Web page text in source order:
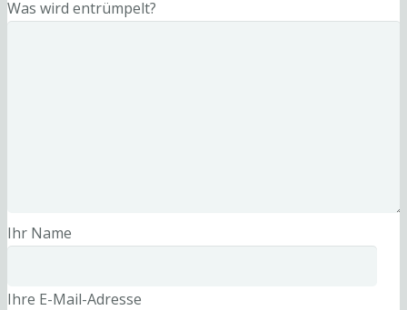
Was wird entrümpelt?
Ihr Name
Ihre E-Mail-Adresse